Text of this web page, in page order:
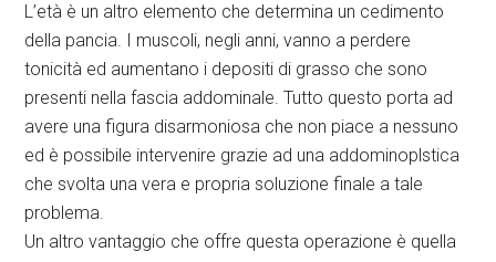
L’età è un altro elemento che determina un cedimento
della pancia. I muscoli, negli anni, vanno a perdere
tonicità ed aumentano i depositi di grasso che sono
presenti nella fascia addominale. Tutto questo porta ad
avere una figura disarmoniosa che non piace a nessuno
ed è possibile intervenire grazie ad una addominoplstica
che svolta una vera e propria soluzione finale a tale
problema.
Un altro vantaggio che offre questa operazione è quella